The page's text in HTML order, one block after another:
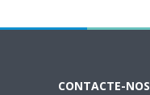
CONTACTE-NOS